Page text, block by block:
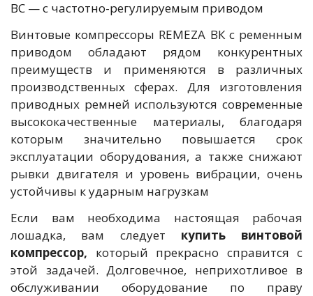
ВC — c частотно-регулируемым приводом
Винтовые компрессоры REMEZA ВК с ременным
приводом обладают рядом конкурентных
преимуществ и применяются в различных
производственных сферах. Для изготовления
приводных ремней используются современные
высококачественные материалы, благодаря
которым значительно повышается срок
эксплуатации оборудования, а также снижают
рывки двигателя и уровень вибрации, очень
устойчивы к ударным нагрузкам
Если вам необходима настоящая рабочая
лошадка, вам следует купить винтовой
компрессор, который прекрасно справится с
этой задачей. Долговечное, неприхотливое в
обслуживании оборудование по праву